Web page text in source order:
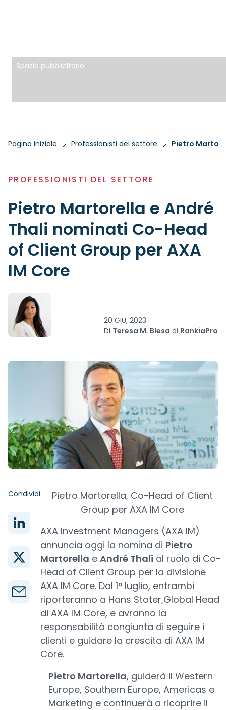
Spazio pubblicitario
Pagina iniziale Professionisti del settore Pietro
PROFESSIONISTI DEL SETTORE
Pietro Martorella e André
Thali nominati Co-Head
of Client Group per AXA
IM Core
20 GIU, 2023
Di Teresa M. Blesa di RankiaPro
Condividi
Pietro Martorella, Co-Head of Client
Group per AXA IM Core
AXA Investment Managers (AXA IM)
annuncia oggi la nomina di Pietro
Martorella e André Thali al ruolo di Co-
Head of Client Group per la divisione
AXA IM Core. Dal 1° luglio, entrambi
riporteranno a Hans Stoter,Global Head
di AXA IM Core, e avranno la
responsabilità congiunta di seguire i
clienti e guidare la crescita di AXA IM
Core.
Pietro Martorella, guiderà il Western
Europe, Southern Europe, Americas e
Marketing e continuerà a ricoprire il